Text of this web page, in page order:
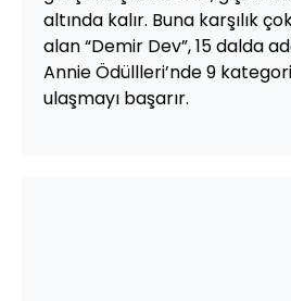
altında kalır. Buna karşılık
alan “Demir Dev”, 15 dalda
Annie Ödüllleri’nde 9
ulaşmayı başarır.